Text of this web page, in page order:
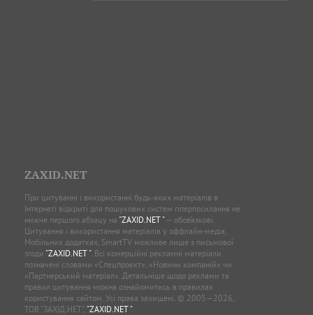
ZAXID.NET
При цитуванні і використанні будь-яких матеріалів в
Інтернеті відкриті для пошукових систем гіперпосилання не
нижче першого абзацу на "ZAXID.NET "— обов’язкові.
Цитування і використання матеріалів у оффлайн-медіа,
Мобільних додатках, SmartTV можливе лише з письмової
згоди "ZAXID.NET ". Всі комерційні рекламні матеріали
позначені словами «Спецпроєкт», «Новини компаній» чи
«Партнерський матеріал». Детальніше щодо реклами та
правил цитування можна ознайомитись в правилах
користування сайтом. Усі права захищені. © 2005—2026,
ТОВ “ЗАХІД.НЕТ”, "ZAXID.NET ".